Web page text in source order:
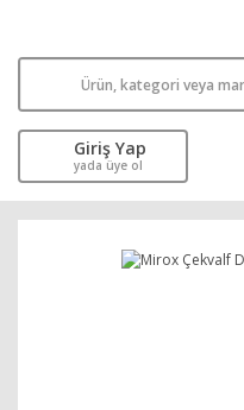
Giriş Yap
yada üye ol